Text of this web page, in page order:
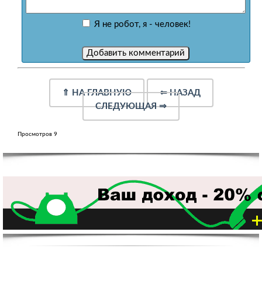
Я не робот, я - человек!
⇑ НА ГЛАВНУЮ ⇐НАЗАД
СЛЕДУЮЩАЯ⇒
Просмотров 9